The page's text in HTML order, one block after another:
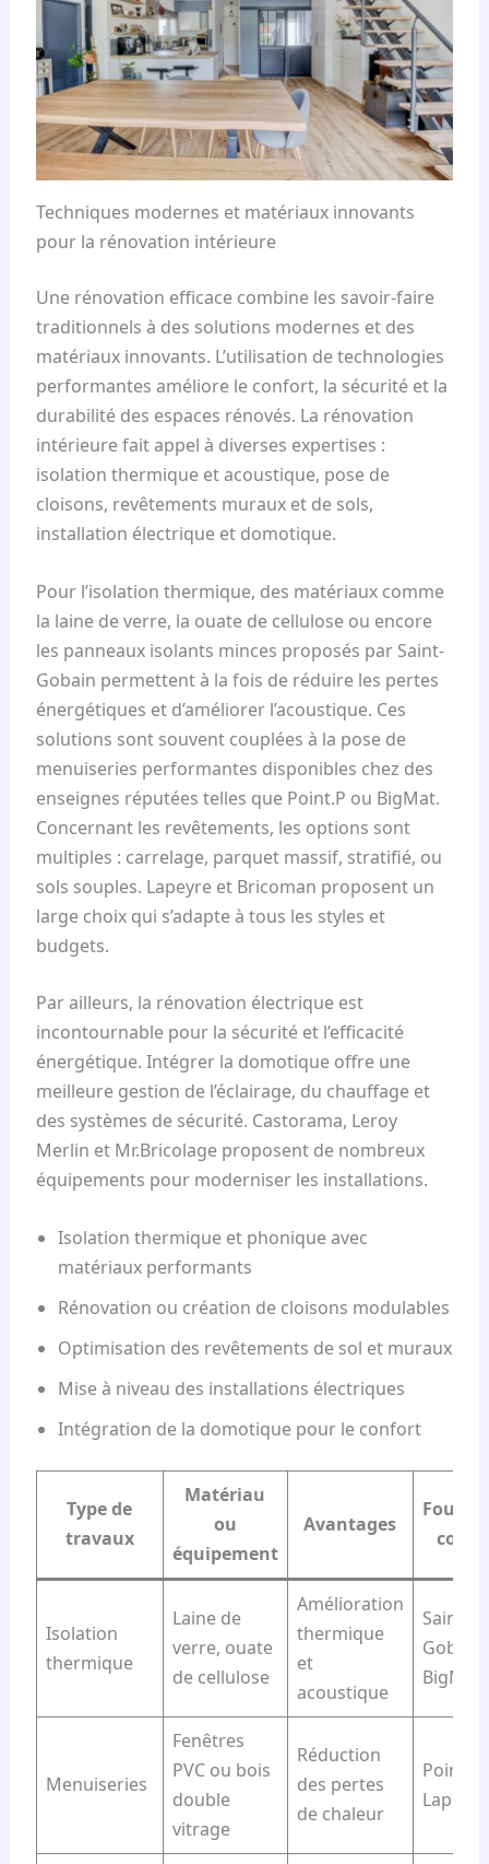
Techniques modernes et matériaux innovants
pour la rénovation intérieure
Une rénovation efficace combine les savoir-faire
traditionnels à des solutions modernes et des
matériaux innovants. L’utilisation de technologies
performantes améliore le confort, la sécurité et la
durabilité des espaces rénovés. La rénovation
intérieure fait appel à diverses expertises :
isolation thermique et acoustique, pose de
cloisons, revêtements muraux et de sols,
installation électrique et domotique.
Pour l’isolation thermique, des matériaux comme
la laine de verre, la ouate de cellulose ou encore
les panneaux isolants minces proposés par Saint-
Gobain permettent à la fois de réduire les pertes
énergétiques et d’améliorer l’acoustique. Ces
solutions sont souvent couplées à la pose de
menuiseries performantes disponibles chez des
enseignes réputées telles que Point.P ou BigMat.
Concernant les revêtements, les options sont
multiples : carrelage, parquet massif, stratifié, ou
sols souples. Lapeyre et Bricoman proposent un
large choix qui s’adapte à tous les styles et
budgets.
Par ailleurs, la rénovation électrique est
incontournable pour la sécurité et l’efficacité
énergétique. Intégrer la domotique offre une
meilleure gestion de l’éclairage, du chauffage et
des systèmes de sécurité. Castorama, Leroy
Merlin et Mr.Bricolage proposent de nombreux
équipements pour moderniser les installations.
Isolation thermique et phonique avec
matériaux performants
Rénovation ou création de cloisons modulables
Optimisation des revêtements de sol et muraux
Mise à niveau des installations électriques
Intégration de la domotique pour le confort
Type de
travaux
Matériau
ou
équipement
Avantages
Isolation
thermique
Laine de
verre, ouate
de cellulose
Amélioration
thermique
et
acoustique
Saint-
Gobain,
BigMat
Menuiseries
Fenêtres
PVC ou bois
double
vitrage
Réduction
des pertes
de chaleur
Point.P,
Lapeyre